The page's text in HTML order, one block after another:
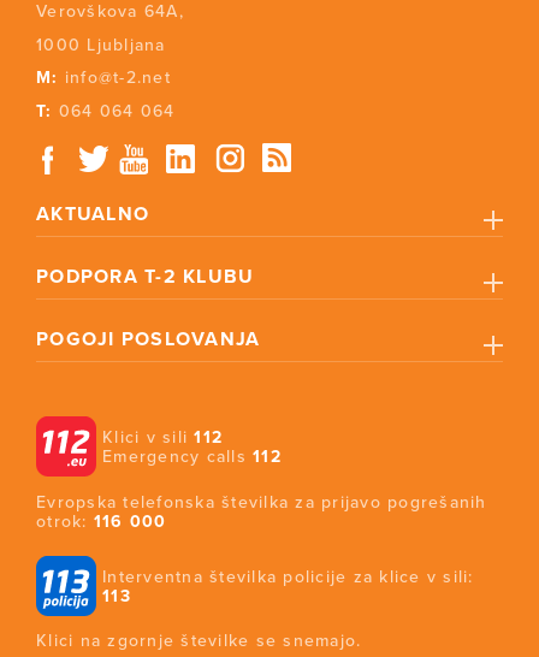
Verovškova 64A,
1000 Ljubljana
M: info@t-2.net
T: 064 064 064
AKTUALNO
PODPORA T-2 KLUBU
POGOJI POSLOVANJA
Klici v sili112
Emergency calls112
Evropska telefonska številka za prijavo pogrešanih
otrok: 116 000
Interventna številka policije za klice v sili:
113
Klici na zgornje številke se snemajo.